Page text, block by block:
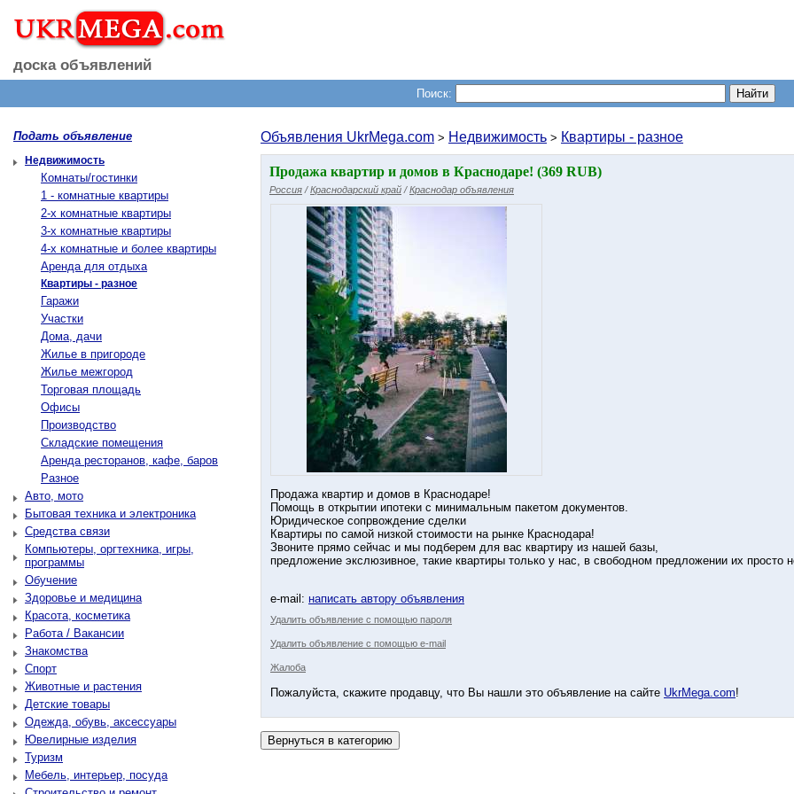
доска объявлений
Поиск:
Подать объявление
Недвижимость
Комнаты/гостинки
1 - комнатные квартиры
2-х комнатные квартиры
3-х комнатные квартиры
4-х комнатные и более квартиры
Аренда для отдыха
Квартиры - разное
Гаражи
Участки
Дома, дачи
Жилье в пригороде
Жилье межгород
Торговая площадь
Офисы
Производство
Складские помещения
Аренда ресторанов, кафе, баров
Разное
Авто, мото
Бытовая техника и электроника
Средства связи
Компьютеры, оргтехника, игры,
программы
Обучение
Здоровье и медицина
Красота, косметика
Работа / Вакансии
Знакомства
Спорт
Животные и растения
Детские товары
Одежда, обувь, аксессуары
Ювелирные изделия
Туризм
Мебель, интерьер, посуда
Объявления UkrMega.com > Недвижимость > Квартиры - разное
Продажа квартир и домов в Краснодаре! (369 RUB)
Россия /Краснодарский край /Краснодар объявления
Продажа квартир и домов в Краснодаре!
Помощь в открытии ипотеки с минимальным пакетом документов.
Юридическое сопрвождение сделки
Квартиры по самой низкой стоимости на рынке Краснодара!
Звоните прямо сейчас и мы подберем для вас квартиру из нашей базы,
предложение экслюзивное, такие квартиры только у нас, в свободном предложении их просто
e-mail: написать автору объявления
Удалить объявление с помощью пароля
Удалить объявление с помощью e-mail
Жалоба
Пожалуйста, скажите продавцу, что Вы нашли это объявление на сайте UkrMega.com!